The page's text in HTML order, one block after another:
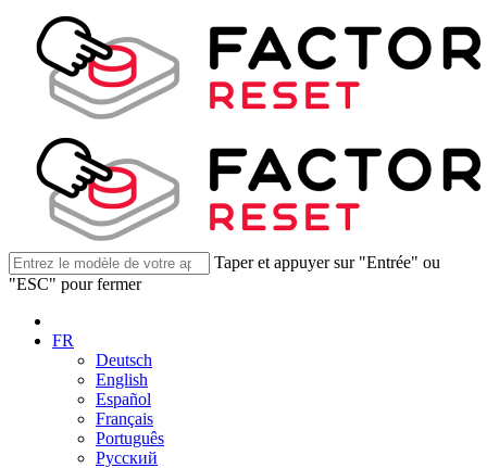
Taper et appuyer sur "Entrée" ou
"ESC" pour fermer
FR
Deutsch
English
Español
Français
Português
Русский